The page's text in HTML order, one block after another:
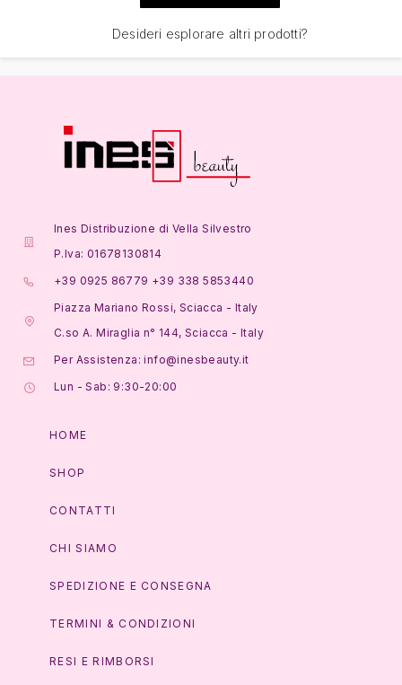
Desideri esplorare altri prodotti?
Ines Distribuzione di Vella Silvestro
P.Iva: 01678130814
+39 0925 86779 +39 338 5853440
Piazza Mariano Rossi, Sciacca - Italy
C.so A. Miraglia n° 144, Sciacca - Italy
Per Assistenza: info@inesbeauty.it
Lun - Sab: 9:30-20:00
HOME
SHOP
CONTATTI
CHI SIAMO
SPEDIZIONE E CONSEGNA
TERMINI & CONDIZIONI
RESI E RIMBORSI